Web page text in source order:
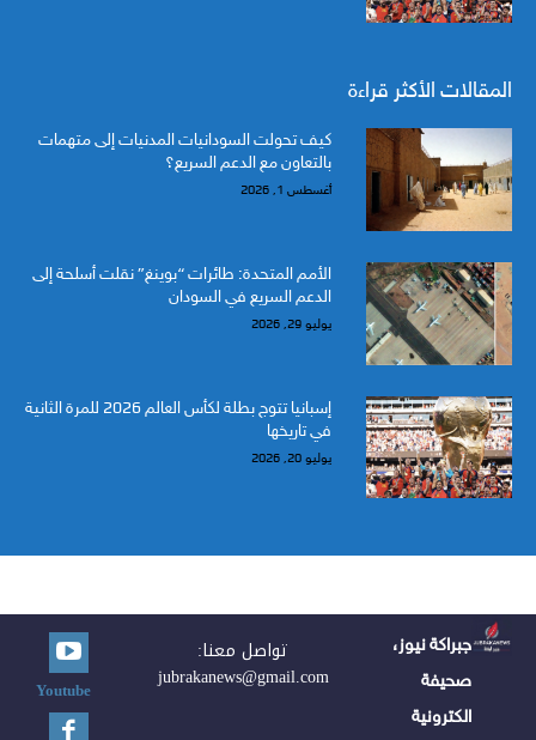
المقالات الأكثر قراءة
كيف تحولت السودانيات المدنيات إلى متهمات
بالتعاون مع الدعم السريع؟
أغسطس 1, 2026
الأمم المتحدة: طائرات “بوينغ” نقلت أسلحة إلى
الدعم السريع في السودان
يوليو 29, 2026
إسبانيا تتوج بطلة لكأس العالم 2026 للمرة الثانية
في تاريخها
يوليو 20, 2026
جبراكة نيوز،
صحيفة
الكترونية
تواصل معنا:
jubrakanews@gmail.com
Youtube